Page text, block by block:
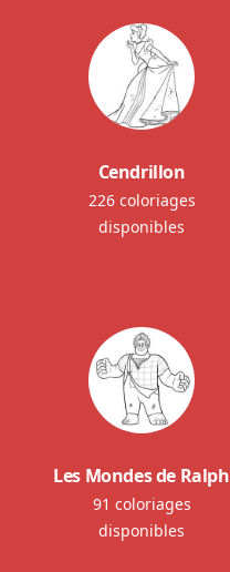
Cendrillon
226 coloriages
disponibles
Les Mondes de Ralph
91 coloriages
disponibles